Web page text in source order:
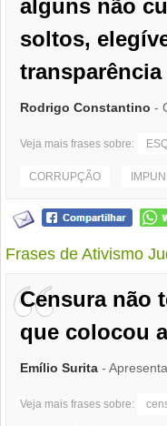
alguns não
soltos,
Rodrigo Constantino -
Veja mais frases sobre:
CORRUPÇÃO
Frases de Ativismo
Censura não
que colocou
Emílio Surita -
Veja mais frases sobre: